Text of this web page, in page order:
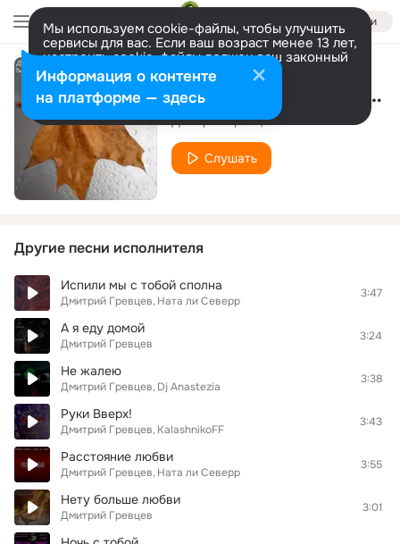
Войти
Мы используем cookie-файлы, чтобы улучшить
сервисы для вас. Если ваш возраст менее 13 лет,
настроить cookie-файлы должен ваш законный
представитель. Больше информации
Разрешить все Настроить Ты сердцу больше не нужна
Дмитрий Гревцев
Слушать
Другие песни исполнителя
Испили мы с тобой сполна
Дмитрий Гревцев Ната ли Северр
3:47
А я еду домой
Дмитрий Гревцев
3:24
Не жалею
Дмитрий Гревцев Dj Anastezia
3:38
Руки Вверх!
Дмитрий Гревцев KalashnikoFF
3:43
Расстояние любви
Дмитрий Гревцев Ната ли Северр
3:55
Нету больше любви
Дмитрий Гревцев
3:01
Информация о контенте
на платформе — здесь